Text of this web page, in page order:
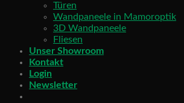
Türen
Wandpaneele in Mamoroptik
3D Wandpaneele
Fliesen
Unser Showroom
Kontakt
Login
Newsletter